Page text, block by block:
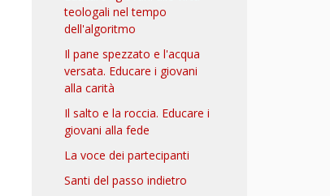
teologali nel tempo
dell'algoritmo
Il pane spezzato e l'acqua
versata. Educare i giovani
alla carità
Il salto e la roccia. Educare i
giovani alla fede
La voce dei partecipanti
Santi del passo indietro